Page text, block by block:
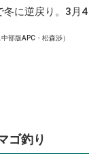
に逆戻り。3月
部版APC・松森渉）
ゴ釣り